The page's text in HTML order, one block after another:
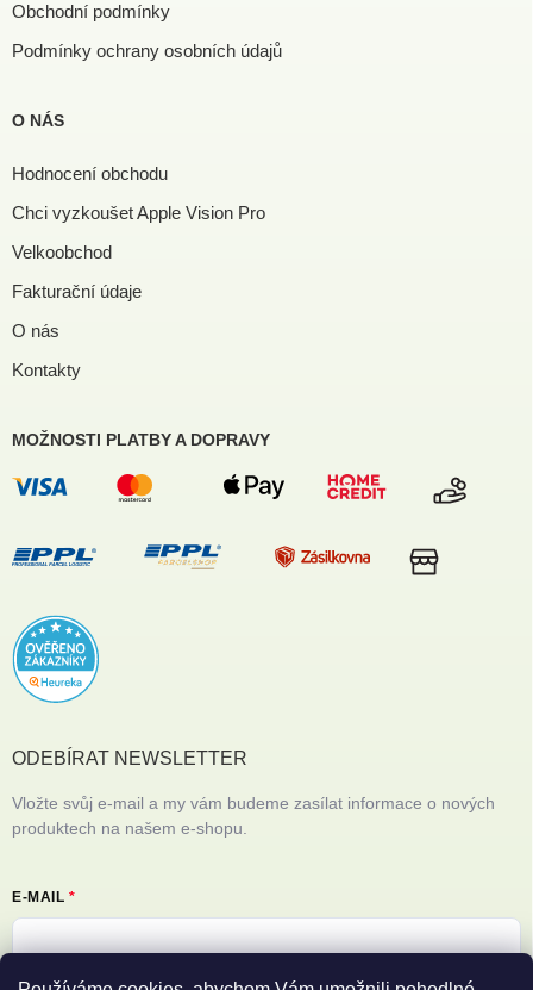
Obchodní podmínky
Podmínky ochrany osobních údajů
O NÁS
Hodnocení obchodu
Chci vyzkoušet Apple Vision Pro
Velkoobchod
Fakturační údaje
O nás
Kontakty
MOŽNOSTI PLATBY A DOPRAVY
ODEBÍRAT NEWSLETTER
Vložte svůj e-mail a my vám budeme zasílat informace o nových
produktech na našem e-shopu.
E-MAIL